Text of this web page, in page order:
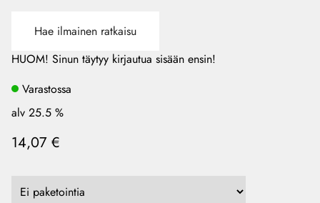
Hae ilmainen ratkaisu
HUOM! Sinun täytyy kirjautua sisään ensin!
Varastossa
alv 25.5 %
14,07 €